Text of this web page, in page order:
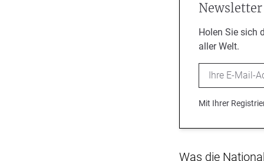
Newsletter
Holen Sie sich
aller Welt.
Email
Mit Ihrer
Was die